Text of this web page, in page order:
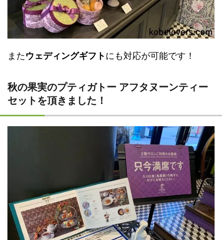
またウェディングギフトにも対応が可能です！
秋の果実のプティガトー アフタヌーンティー
セットを頂きました！